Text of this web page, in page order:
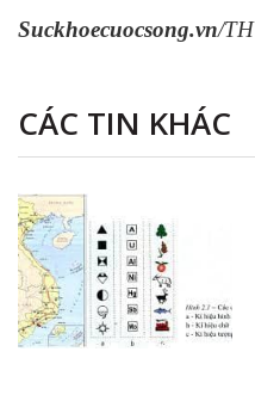
Suckhoecuocsong.vn/TH
CÁC TIN KHÁC